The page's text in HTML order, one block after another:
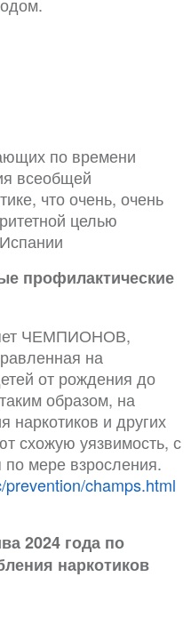
по времени
всеобщей
что очень, очень
целью
профилактические
ЧЕМПИОНОВ,
на
от рождения до
образом, на
наркотиков и других
схожую уязвимость, с
по мере взросления.
champs.html
2024 года по
наркотиков